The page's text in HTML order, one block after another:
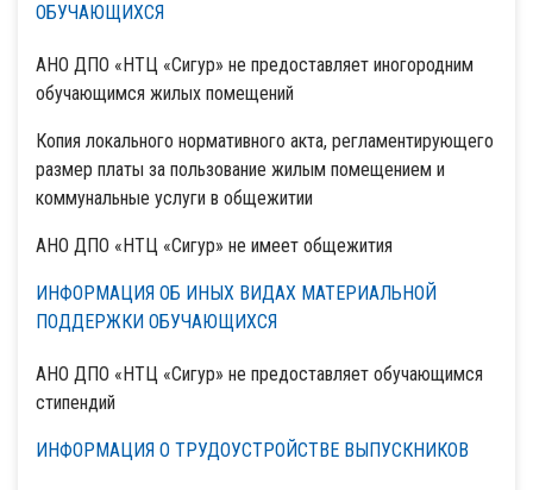
ОБУЧАЮЩИХСЯ
АНО ДПО «НТЦ «Сигур» не предоставляет иногородним
обучающимся жилых помещений
Копия локального нормативного акта, регламентирующего
размер платы за пользование жилым помещением и
коммунальные услуги в общежитии
АНО ДПО «НТЦ «Сигур» не имеет общежития
ИНФОРМАЦИЯ ОБ ИНЫХ ВИДАХ МАТЕРИАЛЬНОЙ
ПОДДЕРЖКИ ОБУЧАЮЩИХСЯ
АНО ДПО «НТЦ «Сигур» не предоставляет обучающимся
стипендий
ИНФОРМАЦИЯ О ТРУДОУСТРОЙСТВЕ ВЫПУСКНИКОВ